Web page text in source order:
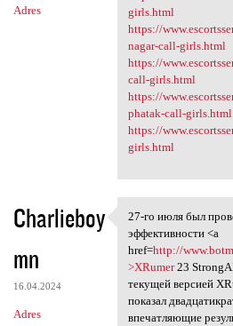
Adres
girls.html
https://
nagar-call-girls.html
https://
call-girls.html
https://
phatak-call-girls.html
https://
girls.html
Charlieboy
mn
16.04.2024
Adres
27-го июля был
27-го июля был
эффективности <a
href=http://
>XRumer23
текущей версией
показал
впечатляющие